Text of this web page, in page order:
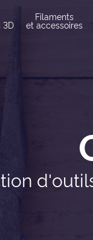
3D
Filaments
et accessoires